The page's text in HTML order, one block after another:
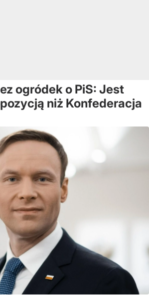
ogródek o PiS: Jest
niż Konfederacja